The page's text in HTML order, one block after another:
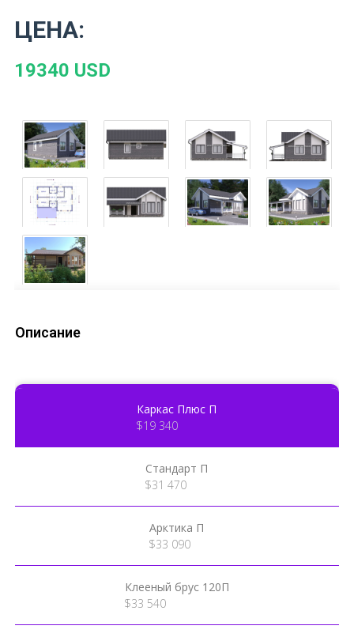
ЦЕНА:
19340 USD
Описание
Каркас Плюс П
$19 340
Стандарт П
$31 470
Арктика П
$33 090
Клееный брус 120П
$33 540